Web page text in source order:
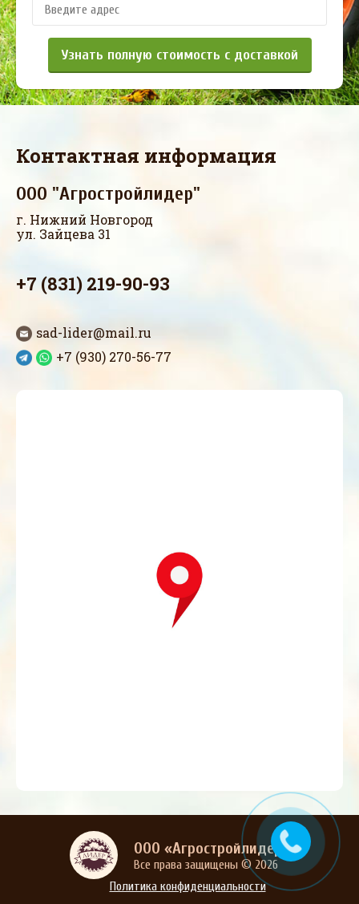
Узнать полную стоимость с доставкой
Контактная информация
ООО "Агростройлидер"
г. Нижний Новгород
ул. Зайцева 31
+7 (831) 219-90-93
sad-lider@mail.ru
+7 (930) 270-56-77
ООО «Агростройлидер»
Все права защищены © 2026
Политика конфиденциальности